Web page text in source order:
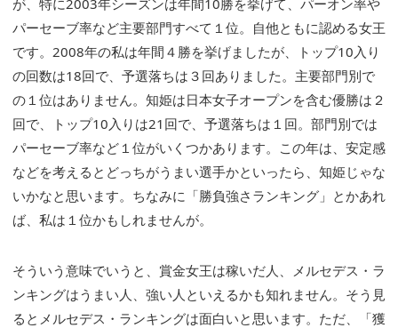
が、特に2003年シーズンは年間10勝を挙げて、パーオン率や
パーセーブ率など主要部門すべて１位。自他ともに認める女王
です。2008年の私は年間４勝を挙げましたが、トップ10入り
の回数は18回で、予選落ちは３回ありました。主要部門別で
の１位はありません。知姫は日本女子オープンを含む優勝は２
回で、トップ10入りは21回で、予選落ちは１回。部門別では
パーセーブ率など１位がいくつかあります。この年は、安定感
などを考えるとどっちがうまい選手かといったら、知姫じゃな
いかなと思います。ちなみに「勝負強さランキング」とかあれ
ば、私は１位かもしれませんが。
そういう意味でいうと、賞金女王は稼いだ人、メルセデス・ラ
ンキングはうまい人、強い人といえるかも知れません。そう見
るとメルセデス・ランキングは面白いと思います。ただ、「獲